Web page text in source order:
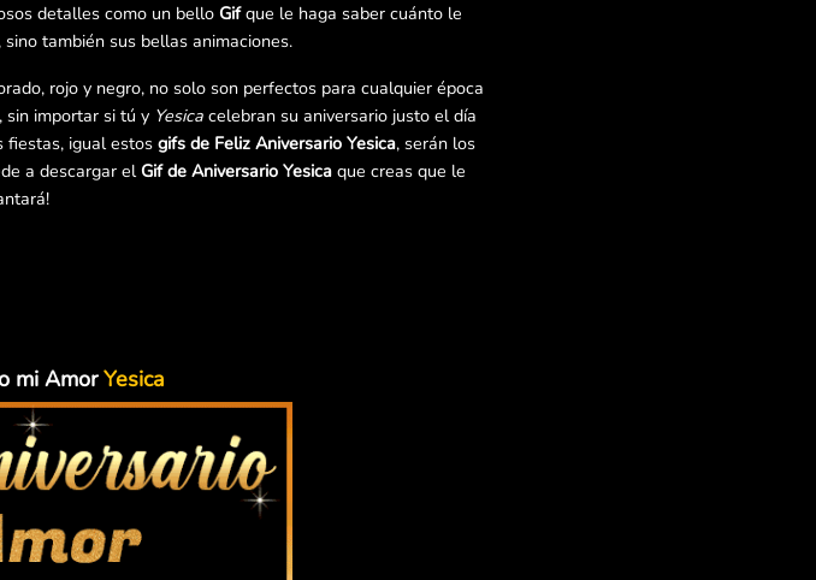
detalles como un bello Gifque le haga saber cuánto le
también sus bellas animaciones.
rojo y negro, no solo son perfectos para cualquier época
sin importar si tú y Yesicacelebran su aniversario justo el día
fiestas, igual estos gifs de Feliz Aniversario Yesica, serán los
a descargar elGif de Aniversario Yesicaque creas que le
mi AmorYesica